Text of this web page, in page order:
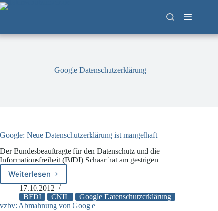
Zum
Inhalt
Google Datenschutzerklärung
Google: Neue Datenschutzerklärung ist mangelhaft
Der Bundesbeauftragte für den Datenschutz und die
Informationsfreiheit (BfDI) Schaar hat am gestrigen…
Weiterlesen
Google:
Neue
Datenschutzerklärung
ist
17.10.2012
BFDI
CNIL
Google Datenschutzerklärung
vzbv: Abmahnung von Google